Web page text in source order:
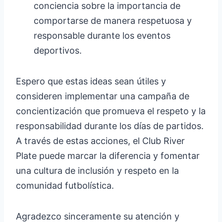
conciencia sobre la importancia de
comportarse de manera respetuosa y
responsable durante los eventos
deportivos.
Espero que estas ideas sean útiles y
consideren implementar una campaña de
concientización que promueva el respeto y la
responsabilidad durante los días de partidos.
A través de estas acciones, el Club River
Plate puede marcar la diferencia y fomentar
una cultura de inclusión y respeto en la
comunidad futbolística.
Agradezco sinceramente su atención y